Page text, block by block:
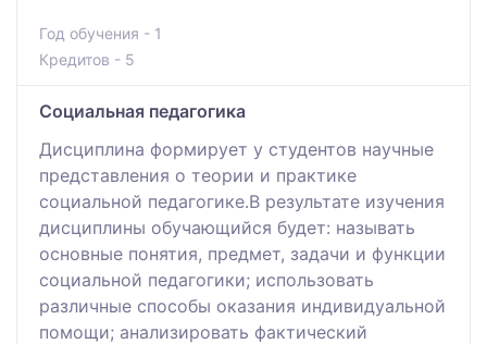
Год обучения - 1
Кредитов - 5
Социальная педагогика
Дисциплина формирует у студентов научные
представления о теории и практике
социальной педагогике.В результате изучения
дисциплины обучающийся будет: называть
основные понятия, предмет, задачи и функции
социальной педагогики; использовать
различные способы оказания индивидуальной
помощи; анализировать фактический